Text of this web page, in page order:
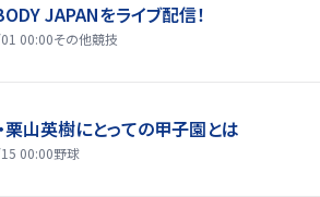
JAPANをライブ配信！
00:00その他競技
栗山英樹にとっての甲子園とは
00:00野球